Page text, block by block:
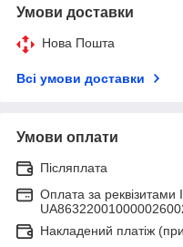
Умови доставки
Нова Пошта
Всі умови доставки
Умови оплати
Післяплата
Оплата за реквізитами
Накладений платіж